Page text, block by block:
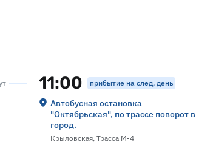
11:00 прибытие на след. день
Автобусная остановка
"Октябрьская", по трассе поворот в
город.
Крыловская, Трасса М-4